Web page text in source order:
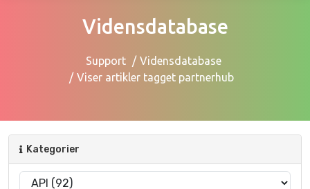
Vidensdatabase
Support
Vidensdatabase
Viser artikler tagget partnerhub
Kategorier